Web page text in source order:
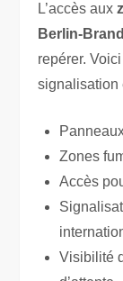
L’accès aux
Berlin-
repérer.
signalisation
Zones
Accès
Visibilité